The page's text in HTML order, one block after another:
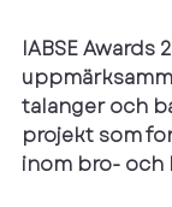
IABSE Awards
talanger och
projekt som
inom bro- och